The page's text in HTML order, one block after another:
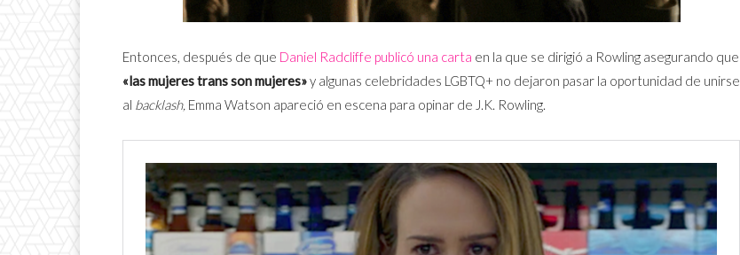
Entonces, después de que Daniel Radcliffe publicó una carta en la que se dirigió a Rowling asegurando que
«las mujeres trans son mujeres»y algunas celebridades LGBTQ+ no dejaron pasar la oportunidad de unirse
al backlash, Emma Watson apareció en escena para opinar de J.K. Rowling.